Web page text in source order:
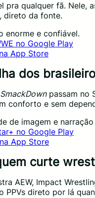
pra qualquer fã. Nele,
direto da fonte.
enorme e confiável.
no Google Play
App Store
dos
SmackDownpassam no
conforto e sem
de imagem e
no Google Play
App Store
curte
AEW, Impact
PPVs direto por lá